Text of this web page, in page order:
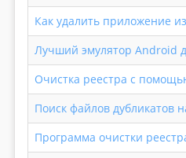
Как удалить приложение
Лучший эмулятор Android
Очистка реестра с
Поиск файлов дубликатов
Программа очистки